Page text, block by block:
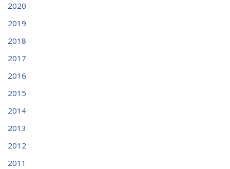
2020
2019
2018
2017
2016
2015
2014
2013
2012
2011